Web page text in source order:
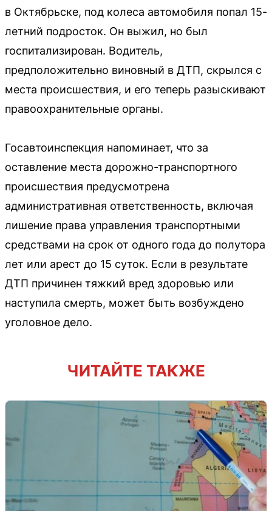
в Октябрьске, под колеса автомобиля попал 15-
летний подросток. Он выжил, но был
госпитализирован. Водитель,
предположительно виновный в ДТП, скрылся с
места происшествия, и его теперь разыскивают
правоохранительные органы.
Госавтоинспекция напоминает, что за
оставление места дорожно-транспортного
происшествия предусмотрена
административная ответственность, включая
лишение права управления транспортными
средствами на срок от одного года до полутора
лет или арест до 15 суток. Если в результате
ДТП причинен тяжкий вред здоровью или
наступила смерть, может быть возбуждено
уголовное дело.
ЧИТАЙТЕ ТАКЖЕ